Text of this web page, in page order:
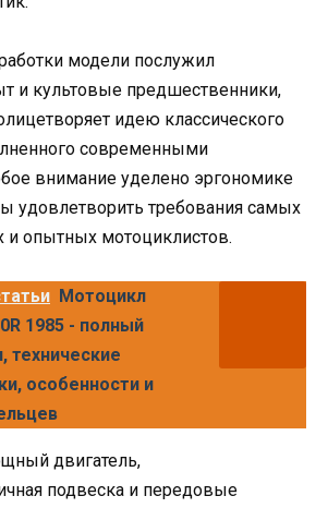
модели послужил
и культовые предшественники,
идею классического
современными
внимание уделено эргономике
удовлетворить требования самых
и опытных мотоциклистов.
Мотоцикл
1985 - полный
технические
особенности и
двигатель,
подвеска и передовые